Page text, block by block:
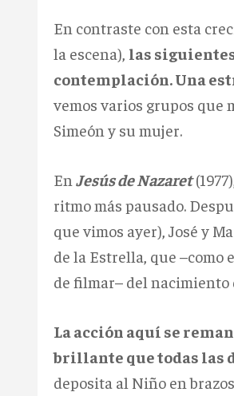
En contraste con esta
la escena), las
contemplación. Una
vemos varios grupos que
Simeón y su mujer.
En Jesús de Nazaret
ritmo más pausado.
que vimos ayer), José y
de la Estrella, que –como
de filmar– del nacimiento
La acción aquí se
brillante que todas las
deposita al Niño en